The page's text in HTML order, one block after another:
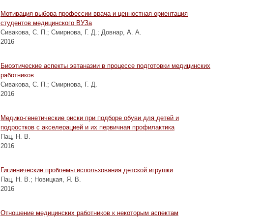
Мотивация выбора профессии врача и ценностная ориентация
студентов медицинского ВУЗа
Сивакова, С. П.; Смирнова, Г. Д.; Довнар, А. А.
2016
Биоэтические аспекты эвтаназии в процессе подготовки медицинских
работников
Сивакова, С. П.; Смирнова, Г. Д.
2016
Медико-генетические риски при подборе обуви для детей и
подростков с акселерацией и их первичная профилактика
Пац, Н. В.
2016
Гигиенические проблемы использования детской игрушки
Пац, Н. В.; Новицкая, Я. В.
2016
Отношение медицинских работников к некоторым аспектам